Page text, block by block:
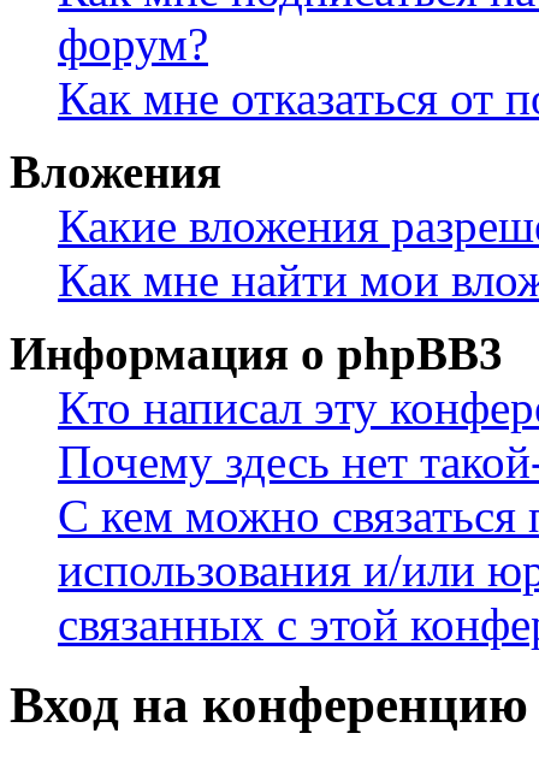
форум?
Как мне отказаться от
Вложения
Какие вложения
Как мне найти мои
Информация о phpBB3
Кто написал эту
Почему здесь нет
С кем можно связаться
использования и/или
связанных с этой
Вход на конференцию